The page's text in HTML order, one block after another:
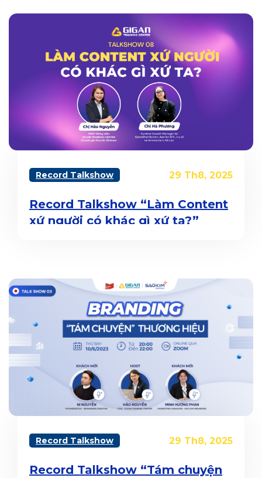
Record Talkshow 29 Th8, 2025
Record Talkshow “Làm Content
xứ người có khác gì xứ ta?”
Record Talkshow 29 Th8, 2025
Record Talkshow “Tám chuyện